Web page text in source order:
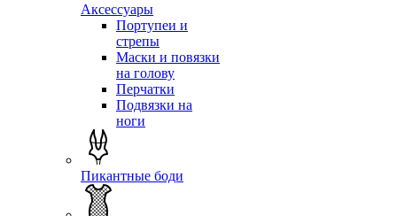
Аксессуары
Портупеи и
стрепы
Маски и повязки
на голову
Перчатки
Подвязки на
ноги
Пикантные боди